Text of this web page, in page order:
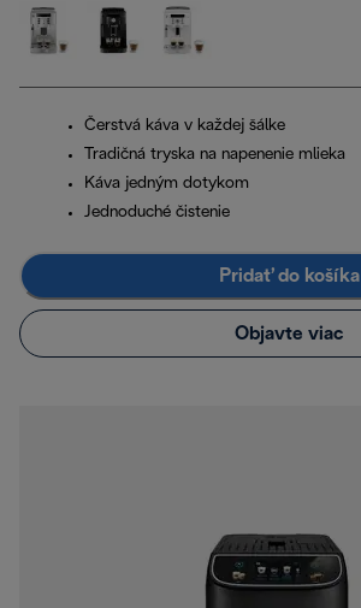
Čerstvá káva v každej šálke
Tradičná tryska na napenenie mlieka
Káva jedným dotykom
Jednoduché čistenie
Pridať do košíka
Objavte viac